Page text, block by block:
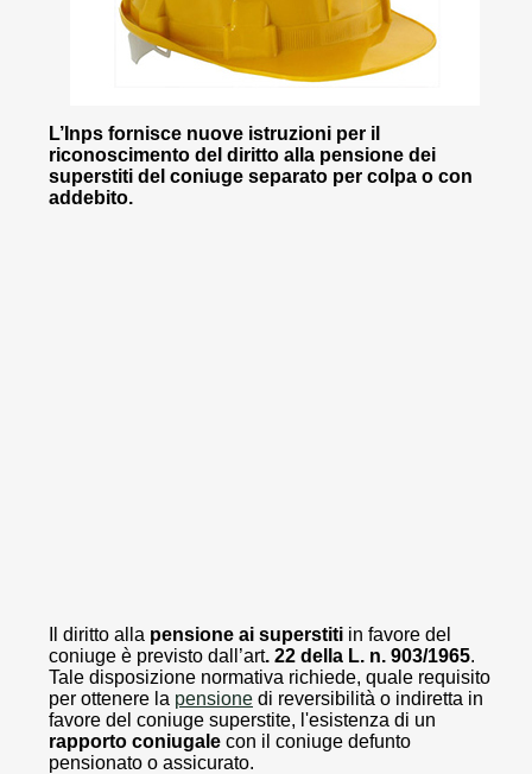
L’Inps fornisce nuove istruzioni per il
riconoscimento del diritto alla pensione dei
superstiti del coniuge separato per colpa o con
addebito.
Il diritto alla pensione ai superstiti in favore del
coniuge è previsto dall’art. 22 della L. n. 903/1965.
Tale disposizione normativa richiede, quale requisito
per ottenere la pensione di reversibilità o indiretta in
favore del coniuge superstite, l'esistenza di un
rapporto coniugale con il coniuge defunto
pensionato o assicurato.